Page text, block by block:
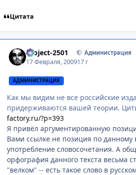
Цитата
Project-2501 Администрация
17 Февраля, 200917 г
АДМИНИСТРАЦИЯ
Как мы видим не все российские
придерживаются вашей теории.
factory.ru/?p=393
Я привёл аргументированную
Вами ссылке не позиция по данному
употребление словосочетания. А
орфография данного текста весьма
"велком" -- есть такое слово в